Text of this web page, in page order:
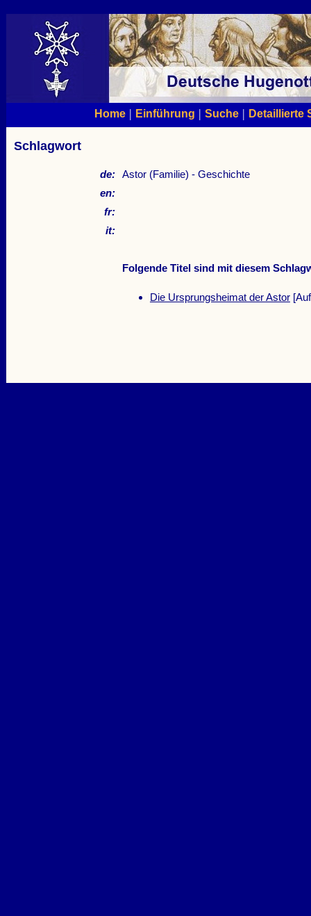
Home| Einführung | Suche| Detaillierte
Schlagwort
de: Astor (Familie) - Geschichte
en:
fr:
it:
Folgende Titel sind mit diesem
Die Ursprungsheimat der Astor